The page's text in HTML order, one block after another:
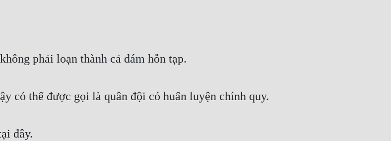
phải loạn thành cả đám hỗn tạp.
có thể được gọi là quân đội có huấn luyện chính quy.
đây.